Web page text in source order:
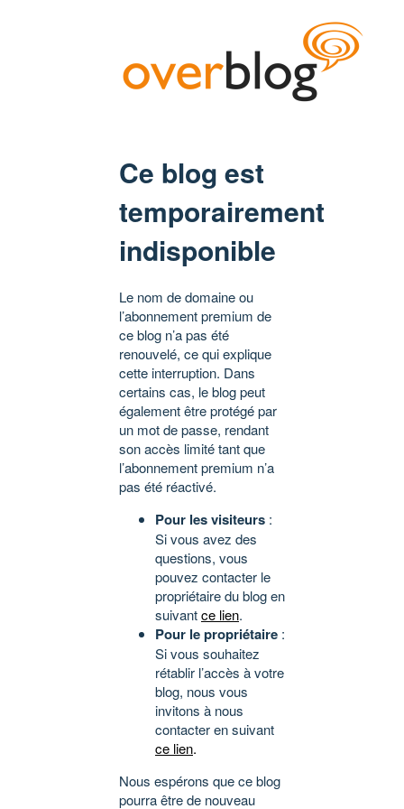
Ce blog est
temporairement
indisponible
Le nom de domaine ou
l’abonnement premium de
ce blog n’a pas été
renouvelé, ce qui explique
cette interruption. Dans
certains cas, le blog peut
également être protégé par
un mot de passe, rendant
son accès limité tant que
l’abonnement premium n’a
pas été réactivé.
Pour les visiteurs :
Si vous avez des
questions, vous
pouvez contacter le
propriétaire du blog en
suivantce lien.
Pour le propriétaire :
Si vous souhaitez
rétablir l’accès à votre
blog, nous vous
invitons à nous
contacter en suivant
ce lien.
Nous espérons que ce blog
pourra être de nouveau